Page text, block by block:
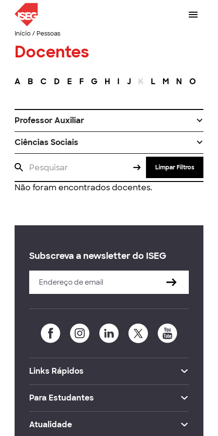
Início/ Pessoas
Docentes
A B C D E F G H I J K L M N O
Professor Auxiliar
Ciências Sociais
Limpar Filtros
Não foram encontrados docentes.
Subscreva a newsletter do ISEG
Links Rápidos
Para Estudantes
Atualidade